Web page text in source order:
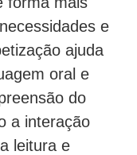
e
ajuda
oral e
do
a interação
leitura e